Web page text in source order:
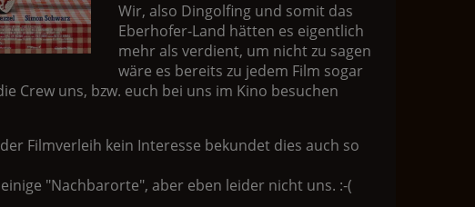
Wir, also Dingolfing und somit das
Eberhofer-Land hätten es eigentlich
mehr als verdient, um nicht zu sagen
wäre es bereits zu jedem Film sogar
Crew uns, bzw. euch bei uns im Kino besuchen
Filmverleih kein Interesse bekundet dies auch so
"Nachbarorte", aber eben leider nicht uns. :-(